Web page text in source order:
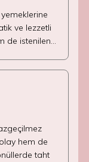
ve lezzetli
de istenilen…
hem de
taht